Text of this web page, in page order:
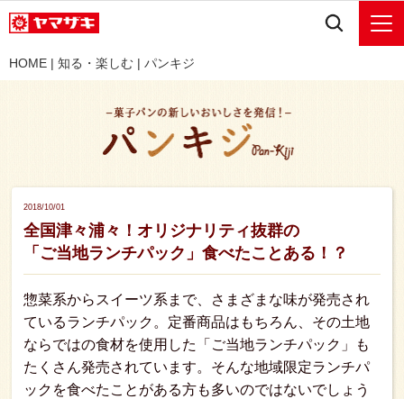
HOME | 知る・楽しむ | パンキジ
2018/10/01
全国津々浦々！オリジナリティ抜群の
「ご当地ランチパック」食べたことある！？
惣菜系からスイーツ系まで、さまざまな味が発売され
ているランチパック。定番商品はもちろん、その土地
ならではの食材を使用した「ご当地ランチパック」も
たくさん発売されています。そんな地域限定ランチパ
ックを食べたことがある方も多いのではないでしょう